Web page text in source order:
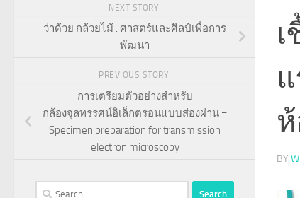
BY
NEXT STORY
ว่าด้วย กล้วยไม้ : ศาสตร์และศิลป์เพื่อการ
พัฒนา
PREVIOUS STORY
การเตรียมตัวอย่างสำหรับ
กล้องจุลทรรศน์อิเล็กตรอนแบบส่องผ่าน =
Specimen preparation for transmission
electron microscopy
Search